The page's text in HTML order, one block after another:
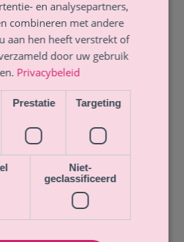
klachten zo snel mogelijk weer
energiek mag worden.
Nele
Mei 2024
en analysepartners,
combineren met andere
aan hen heeft verstrekt of
door uw gebruik
Privacybeleid
Prestatie Targeting
Niet-
geclassificeerd